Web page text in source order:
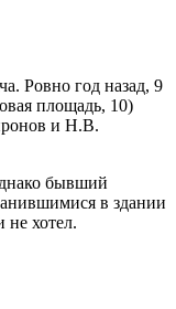
Ровно год назад, 9
площадь, 10)
и Н.В.
бывший
в здании
не хотел.